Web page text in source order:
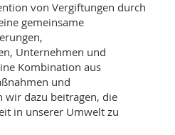
von Vergiftungen durch
gemeinsame
Unternehmen und
Kombination aus
und
wir dazu beitragen, die
in unserer Umwelt zu